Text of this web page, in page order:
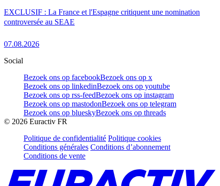
EXCLUSIF : La France et l'Espagne critiquent une nomination
controversée au SEAE
07.08.2026
Social
Bezoek ons op facebookBezoek ons op x
Bezoek ons op linkedinBezoek ons op youtube
Bezoek ons op rss-feedBezoek ons op instagram
Bezoek ons op mastodonBezoek ons op telegram
Bezoek ons op blueskyBezoek ons op threads
© 2026 Euractiv FR
Politique de confidentialité Politique cookies
Conditions générales Conditions d’abonnement
Conditions de vente